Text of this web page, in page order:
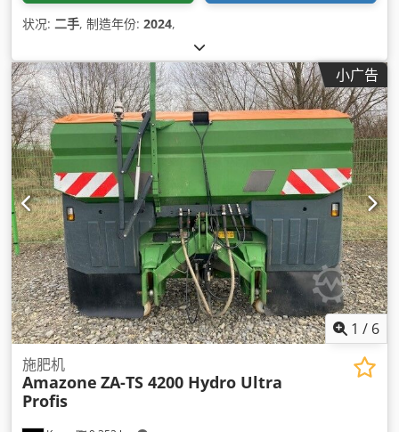
状况: 二手, 制造年份: 2024,
小广告
1 / 6
施肥机
Amazone ZA-TS 4200 Hydro Ultra
Profis